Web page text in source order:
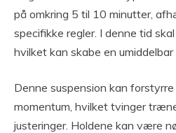
på omkring 5 til 10 minutter,
specifikke regler. I denne tid
hvilket kan skabe en umiddelbar
Denne suspension kan
momentum, hvilket tvinger
justeringer. Holdene kan være